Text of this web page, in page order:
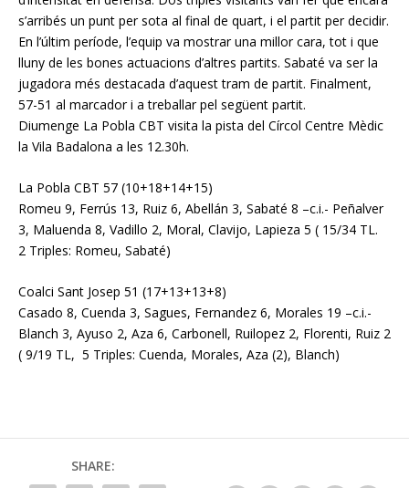
s’arribés un punt per sota al final de quart, i el partit per decidir.
En l’últim període, l’equip va mostrar una millor cara, tot i que
lluny de les bones actuacions d’altres partits. Sabaté va ser la
jugadora més destacada d’aquest tram de partit. Finalment,
57-51 al marcador i a treballar pel següent partit.
Diumenge La Pobla CBT visita la pista del Círcol Centre Mèdic
la Vila Badalona a les 12.30h.
La Pobla CBT 57 (10+18+14+15)
Romeu 9, Ferrús 13, Ruiz 6, Abellán 3, Sabaté 8 –c.i.- Peñalver
3, Maluenda 8, Vadillo 2, Moral, Clavijo, Lapieza 5 ( 15/34 TL.
2 Triples: Romeu, Sabaté)
Coalci Sant Josep 51 (17+13+13+8)
Casado 8, Cuenda 3, Sagues, Fernandez 6, Morales 19 –c.i.-
Blanch 3, Ayuso 2, Aza 6, Carbonell, Ruilopez 2, Florenti, Ruiz 2
( 9/19 TL, 5 Triples: Cuenda, Morales, Aza (2), Blanch)
SHARE: